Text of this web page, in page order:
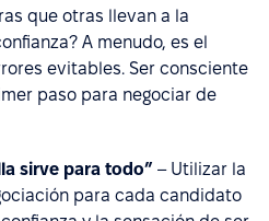
que otras llevan a la
A menudo, es el
evitables. Ser consciente
paso para negociar de
sirve para todo” – Utilizar la
para cada candidato